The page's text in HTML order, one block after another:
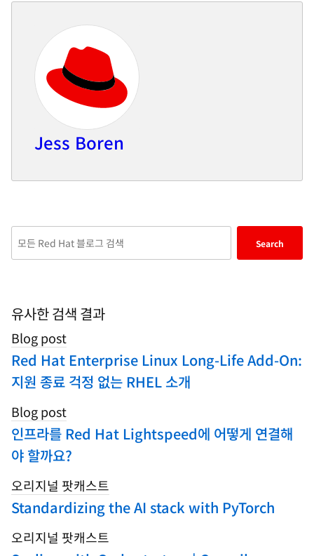
Jess Boren
Enter
keywords
search
blogs
Search
유사한 검색 결과
Blog post
Red Hat Enterprise Linux Long-Life Add-On:
지원 종료 걱정 없는 RHEL 소개
Blog post
인프라를 Red Hat Lightspeed에 어떻게 연결해
야 할까요?
오리지널 팟캐스트
Standardizing the AI stack with PyTorch
오리지널 팟캐스트